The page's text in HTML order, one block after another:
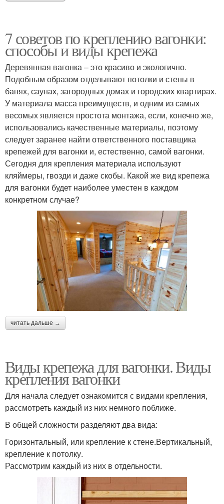
7 советов по креплению вагонки:
способы и виды крепежа
Деревянная вагонка – это красиво и экологично.
Подобным образом отделывают потолки и стены в
банях, саунах, загородных домах и городских квартирах.
У материала масса преимуществ, и одним из самых
весомых является простота монтажа, если, конечно же,
использовались качественные материалы, поэтому
следует заранее найти ответственного поставщика
крепежей для вагонки и, естественно, самой вагонки.
Сегодня для крепления материала используют
кляймеры, гвозди и даже скобы. Какой же вид крепежа
для вагонки будет наиболее уместен в каждом
конкретном случае?
читать дальше →
Виды крепежа для вагонки. Виды
крепления вагонки
Для начала следует ознакомится с видами крепления,
рассмотреть каждый из них немного поближе.
В общей сложности разделяют два вида:
Горизонтальный, или крепление к стене.Вертикальный,
крепление к потолку.
Рассмотрим каждый из них в отдельности.